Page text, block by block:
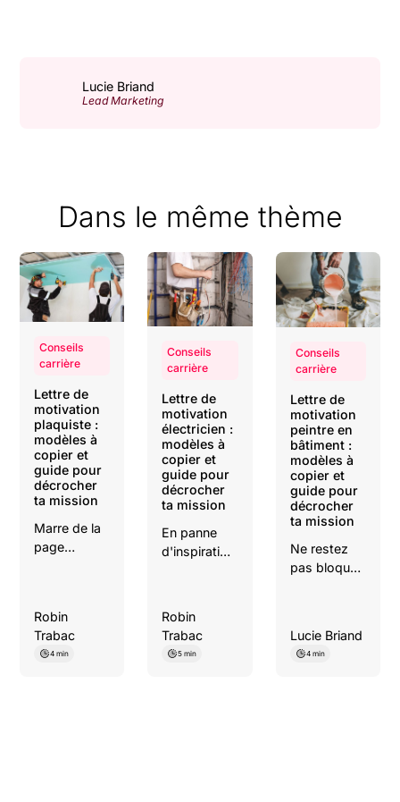
Lucie Briand
Lead Marketing
Dans le même thème
Conseils
carrière
Lettre de
motivation
plaquiste :
modèles à
copier et
guide pour
décrocher
ta mission
Marre de la
page
lettre pour
plaquiste-
plâtrier.
Robin
Trabac
4 min
Conseils
carrière
Lettre de
motivation
électricien :
modèles à
copier et
guide pour
décrocher
ta mission
En panne
d'inspiration
modèles de
lettre pour
Robin
Trabac
5 min
Conseils
carrière
Lettre de
motivation
peintre en
bâtiment :
modèles à
copier et
guide pour
décrocher
ta mission
Ne restez
pas bloqué
Découvrez
nos guides
Lucie Briand
4 min